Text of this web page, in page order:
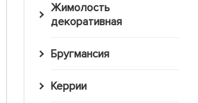
Жимолость
декоративная
Бругмансия
Керрии